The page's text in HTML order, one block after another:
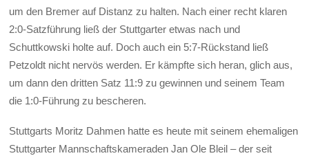
um den Bremer auf Distanz zu halten. Nach einer recht klaren
2:0-Satzführung ließ der Stuttgarter etwas nach und
Schuttkowski holte auf. Doch auch ein 5:7-Rückstand ließ
Petzoldt nicht nervös werden. Er kämpfte sich heran, glich aus,
um dann den dritten Satz 11:9 zu gewinnen und seinem Team
die 1:0-Führung zu bescheren.
Stuttgarts Moritz Dahmen hatte es heute mit seinem ehemaligen
Stuttgarter Mannschaftskameraden Jan Ole Bleil – der seit